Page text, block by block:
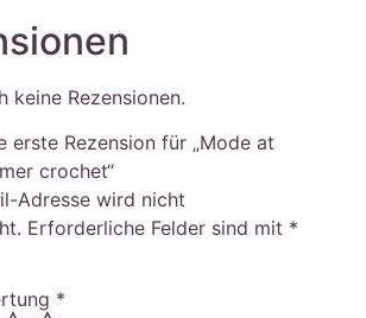
keine Rezensionen.
erste Rezension für „Mode at
crochet“
Adresse wird nicht
Erforderliche Felder sind mit *
*